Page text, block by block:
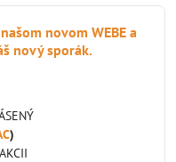
našom novom WEBE a
nový sporák.
)